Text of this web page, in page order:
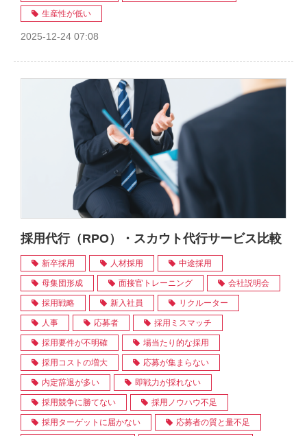
生産性が低い
2025-12-24 07:08
採用代行（RPO）・スカウト代行サービス比較
新卒採用 人材採用 中途採用
母集団形成 面接官トレーニング 会社説明会
採用戦略 新入社員 リクルーター
人事 応募者 採用ミスマッチ
採用要件が不明確 場当たり的な採用
採用コストの増大 応募が集まらない
内定辞退が多い 即戦力が採れない
採用競争に勝てない 採用ノウハウ不足
採用ターゲットに届かない 応募者の質と量不足